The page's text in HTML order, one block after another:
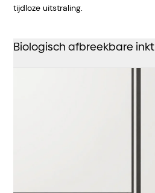
tijdloze uitstraling.
Biologisch afbreekbare inkt